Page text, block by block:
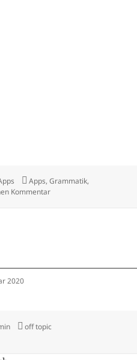
Schlagwörter
Apps,Grammatik,
Kommentarzu Update 2.0
2020
Kategorien
off topic